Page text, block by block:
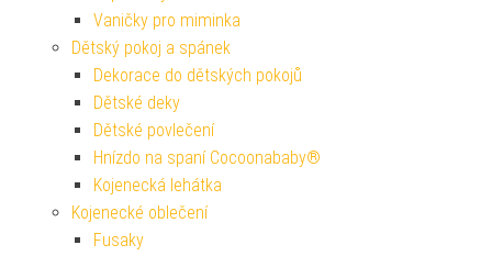
Vaničky pro miminka
Dětský pokoj a spánek
Dekorace do dětských pokojů
Dětské deky
Dětské povlečení
Hnízdo na spaní Cocoonababy®
Kojenecká lehátka
Kojenecké oblečení
Fusaky